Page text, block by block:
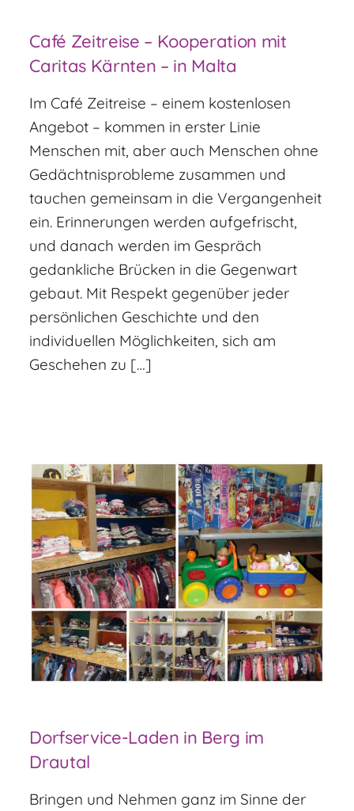
Café Zeitreise – Kooperation mit
Caritas Kärnten – in Malta
Im Café Zeitreise – einem kostenlosen
Angebot – kommen in erster Linie
Menschen mit, aber auch Menschen ohne
Gedächtnisprobleme zusammen und
tauchen gemeinsam in die Vergangenheit
ein. Erinnerungen werden aufgefrischt,
und danach werden im Gespräch
gedankliche Brücken in die Gegenwart
gebaut. Mit Respekt gegenüber jeder
persönlichen Geschichte und den
individuellen Möglichkeiten, sich am
Geschehen zu […]
Dorfservice-Laden in Berg im
Drautal
Bringen und Nehmen ganz im Sinne der